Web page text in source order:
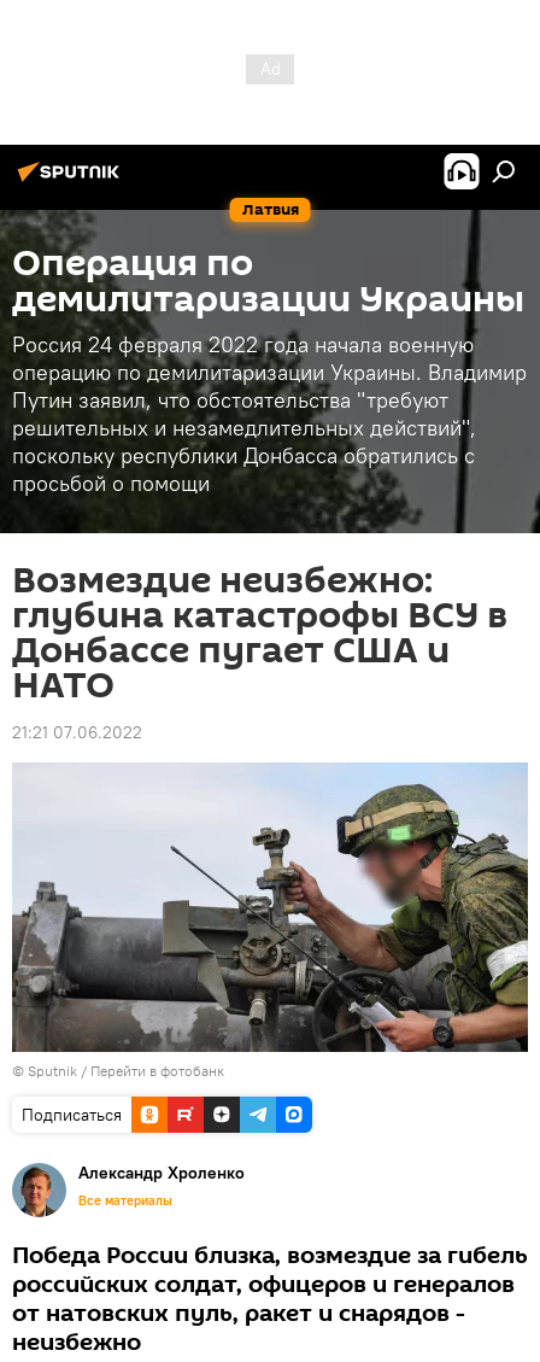
Латвия
Операция по
демилитаризации Украины
Россия 24 февраля 2022 года начала военную
операцию по демилитаризации Украины. Владимир
Путин заявил, что обстоятельства "требуют
решительных и незамедлительных действий",
поскольку республики Донбасса обратились с
просьбой о помощи
Возмездие неизбежно:
глубина катастрофы ВСУ в
Донбассе пугает США и
НАТО
21:21 07.06.2022
© Sputnik / Перейти в фотобанк
Подписаться
Александр Хроленко
Все материалы
Победа России близка, возмездие за гибель
российских солдат, офицеров и генералов
от натовских пуль, ракет и снарядов -
неизбежно